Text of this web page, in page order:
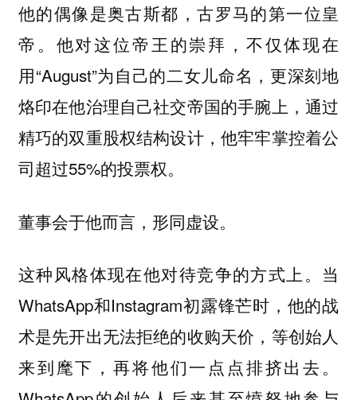
他的偶像是奥古斯都，古罗马的第一位皇
帝。他对这位帝王的崇拜，不仅体现在
用“August”为自己的二女儿命名，更深刻地
烙印在他治理自己社交帝国的手腕上，通过
精巧的双重股权结构设计，他牢牢掌控着公
司超过55%的投票权。
董事会于他而言，形同虚设。
这种风格体现在他对待竞争的方式上。当
WhatsApp和Instagram初露锋芒时，他的战
术是先开出无法拒绝的收购天价，等创始人
来到麾下，再将他们一点点排挤出去。